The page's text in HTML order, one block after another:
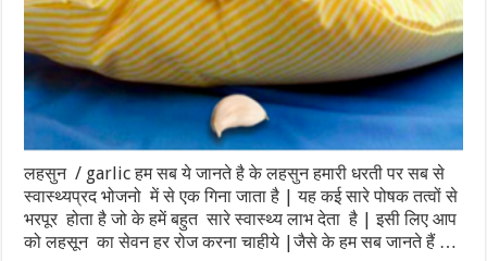
लहसुन / garlic हम सब ये जानते है के लहसुन हमारी धरती पर सब से
स्वास्थ्यप्रद भोजनो में से एक गिना जाता है | यह कई सारे पोषक तत्वों से
भरपूर होता है जो के हमें बहुत सारे स्वास्थ्य लाभ देता है | इसी लिए आप
को लहसून का सेवन हर रोज करना चाहीये |जैसे के हम सब जानते हैं …